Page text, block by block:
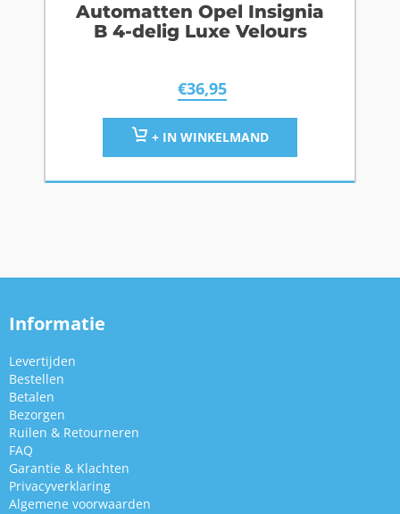
Automatten Opel Insignia
B 4-delig Luxe Velours
€36,95
+ IN WINKELMAND
Informatie
Levertijden
Bestellen
Betalen
Bezorgen
Ruilen & Retourneren
FAQ
Garantie & Klachten
Privacyverklaring
Algemene voorwaarden